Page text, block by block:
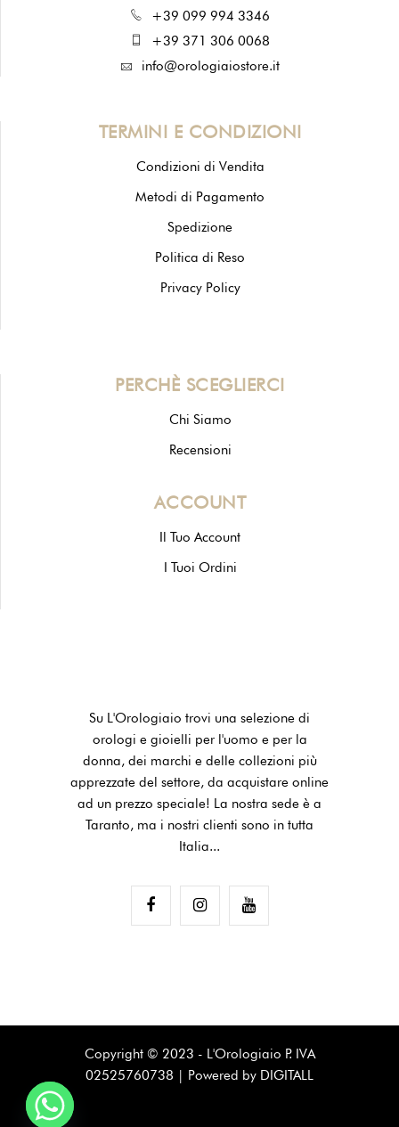
+39 099 994 3346
+39 371 306 0068
info@orologiaiostore.it
TERMINI E CONDIZIONI
Condizioni di Vendita
Metodi di Pagamento
Spedizione
Politica di Reso
Privacy Policy
PERCHÈ SCEGLIERCI
Chi Siamo
Recensioni
ACCOUNT
Il Tuo Account
I Tuoi Ordini
Su L'Orologiaio trovi una selezione di
orologi e gioielli per l'uomo e per la
donna, dei marchi e delle collezioni più
apprezzate del settore, da acquistare online
ad un prezzo speciale! La nostra sede è a
Taranto, ma i nostri clienti sono in tutta
Italia...
Copyright © 2023 - L'Orologiaio P. IVA
02525760738 | Powered by DIGITALL